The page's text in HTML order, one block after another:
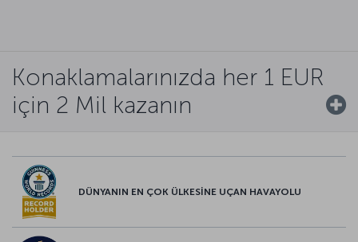
Konaklamalarınızda her 1 EUR
için 2 Mil kazanın
DÜNYANIN EN ÇOK ÜLKESİNE UÇAN HAVAYOLU